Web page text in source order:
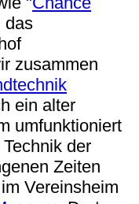
das
zusammen
ein alter
umfunktioniert
der
Zeiten
Vereinsheim